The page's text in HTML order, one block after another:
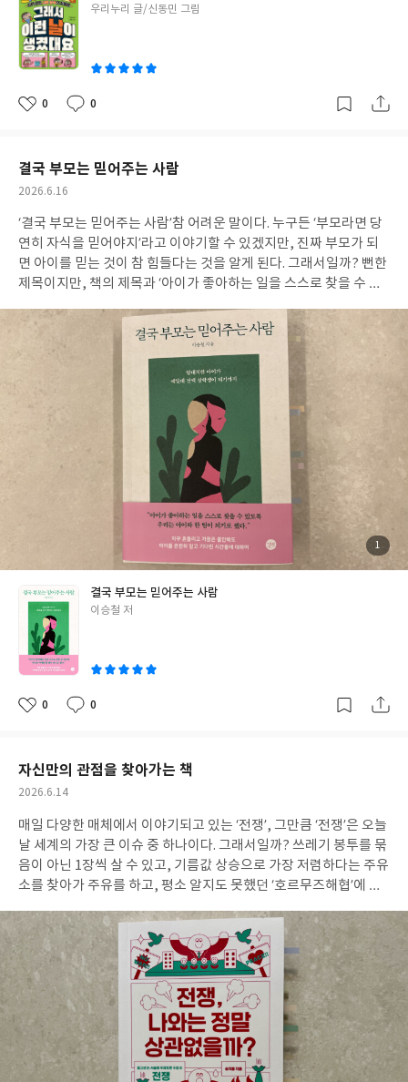
글
우리누리 글/신동민 그림
좋
0
댓
0
작
결국 부모는 믿어주는 사람
작
일
2026.6.16
‘결국 부모는 믿어주는 사람’참 어려운 말이다. 누구든 ‘부모라면 당
연히 자식을 믿어야지’라고 이야기할 수 있겠지만, 진짜 부모가 되
면 아이를 믿는 것이 참 힘들다는 것을 알게 된다. 그래서일까? 뻔한
제목이지만, 책의 제목과 ‘아이가 좋아하는 일을 스스로 찾을 수 있
기에 책을 꼭 읽어보고 싶었다. 부모가 된 이후 난 스스로 다짐했다.
‘아이가 좋아하는 일을 하며 즐겁게 살 수 있도록 함께 할 거야. 그리
고 항상 아이를 믿어 줄 거야.’라고……. 그러나 중2, 초4 아들을 키우
고 있는 난 매일 흔들리고 아이를 믿지 못해 잔소리를 하는 부모가
되었다. 그 모습에 스스로 자책하며 힘겨운 나날을 보내고 있었는
데, 이 책이 나에게 용기를 주었다. 첫째가 중학교에 입학하기 전까
지 난 흔들리지 않고 아이가 좋아하는 것을 할 수 있도록 지지해주었
다. 그러다 중학교에서 첫 번째 시험을 본 후 나는 마구 흔들렸다. 상
상하지 못했던 점수, 주변의 시선에 나의 양육관이 무너져버렸다.
우리 집 가훈이 ‘꿈智樂(꿈을 가지고 지혜롭고 즐겁게 살자!)’임을
잊고 말았다. 인생을 살며 자신이 하고 싶은 것을 찾고 그 과정에서
지혜와 즐거움을 찾아보자고 남편과 함께 아이를 낳자마자 함께 정
한 가훈이었는데……. 난 아이의 점수, 등급을 보는 순간 아이의 성
적을 어떻게 하면 올릴 수 있을까에 집중했다. 아이의 마음 따위는
신경쓰지 않고 나 혼자 학원 등을 알아보느라 정신이 없었다. 그런
나에게 아이를 국제학교에 보내며 정한 작가의 규칙이 나를 멍하게
만들었다. p.98첫째, 넓게 공부하게 한다.둘째, 스스로 하게 한다.셋
째, 말하게 한다. 공부가 무엇인지, 공부를 왜 해야 하는지 아이가 스
며 다그쳤던 내 자신을 발견한 것이다. 최재천 교수가 말했던 것처럼
읽으며 공감할 수 있었다. 아이가 좋아하는 일을 스스로 찾을 수 있
도록 아이와 한 팀이 되었던 이야기, 아니 현재 진행형인 이야기를
전화 없는 식탁’을 우리 가족도 실천 중이다. 남편이 다른 지역에서
근무를 하다보니 다함께 식사를 할 수 있는 시간이 주말 밖에 없다.
그런데 그 시간을 소중하게 보내지 못했다. 그래서 집 뿐만 아니라,
외식을 하더라도 가방에 모두 핸드폰을 넣어두고 서로의 이야기를
며 웃고 떠들기도 하고, 자신이 겪었던 어려움을 함께 이야기 나누
며 해결 방법을 고민해보기도 하고, 읽었던 책에 대해 토론을 하기
도 하며 작지만 주도적으로 대화를 나눌 수 있는 시간을 가지게 되었
다. 사춘기인 아들과도 주말에는 아들의 이야기를 먼저 들어주려 노
력 중이다. 아들 둘은 좋아하는 것이 확실하다. 그리고 하고 싶은 일
이 참 많다. 그것만 해도 큰 장점인데, 나는 단점만을 찾고 있었다. 이
책을 읽고 난 다짐했다. 앞으로 내 아이가 자신의 가능성을 많은 도
전과 실패를 통해 스스로 찾아갈 수 있도록 흔들리지 않고 믿어주는
첨
부
된
사
1
결국 부모는 믿어주는 사람
글
이승철 저
좋
0
댓
0
작
자신만의 관점을 찾아가는 책
작
일
2026.6.14
매일 다양한 매체에서 이야기되고 있는 ‘전쟁’, 그만큼 ‘전쟁’은 오늘
날 세계의 가장 큰 이슈 중 하나이다. 그래서일까? 쓰레기 봉투를 묶
음이 아닌 1장씩 살 수 있고, 기름값 상승으로 가장 저렴하다는 주유
소를 찾아가 주유를 하고, 평소 알지도 못했던 ‘호르무즈해협’에 대
하다. 초4 아들은 전쟁이 왜 일어나는지, 전쟁은 나쁜 것인지 등에
대한 질문을 한다면, 중2 아들은 현재 우리가 살고 있는 대한민국이
아닌 다른 나라에서 벌어지고 있는 전쟁이 나와 상관이 있는 것인지
에 대한 의문을 항상 가지고 있었다. 그 의문을 스스로 풀어보고자
아들은 벌거벗은 세계사, 사기꾼들 등 다양한 역사 프로그램에서 미
국과 이란의 전쟁을 다룰 때마다 챙겨서 프로그램을 봤다. 그러던 중
〈전쟁, 나와는 정말 상관없을까?〉라는 책을 함께 읽게 되었는데,
아들은 이렇게 술술 책이 읽힌 적이 없다며 책에 대한 이야기를 식사